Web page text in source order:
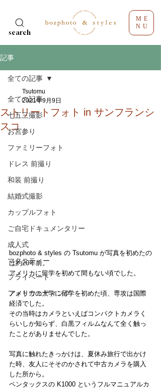
search
ME
NU
記事
全ての記事
七五三撮影
お宮参り
ファミリーフォト
ドレス 前撮り
和装 前撮り
結婚式撮影
カップルフォト
ご自宅ドキュメンタリー
成人式
マタニティー
プライベート
フォトウェディング
全ての記事
ストリートフォト in サンフランシ
スコ
Tsutomu
2021年9月9日
bozphoto & styles の Tsutomu が写真を初めたの
は約20年前。
アメリカに留学を初めて間もない頃でした。
アメリカの大学に留学を初めた頃、専攻は国際
経済でした。
その当時はカメラといえばコンパクトカメラく
らいしか知らず、白黒フィルムなんて全く触っ
たことがありませんでした。
写真に触れたきっかけは、夏休み旅行で出かけ
た時、友人にそそのかされて中古カメラを購入
した所から。
ペンタックスの K1000 というフルマニュアルカ